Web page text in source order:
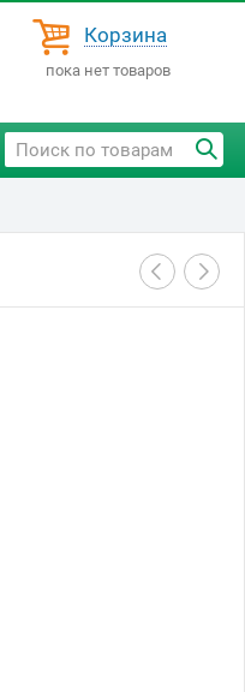
Корзина
пока нет товаров